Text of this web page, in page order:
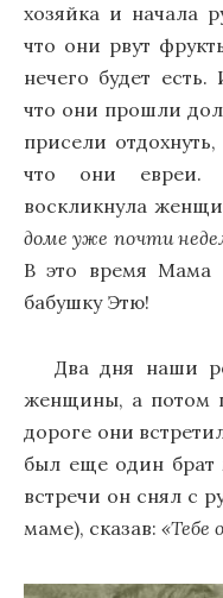
хозяйка и начала
что они рвут
нечего будет
что они прошли
присели
что они евреи.
воскликнула
доме уже почти
В это время Мама
бабушку Этю!
Два дня наши
женщины, а потом
дороге они
был еще один
встречи он снял с
маме), сказав: «Тебе